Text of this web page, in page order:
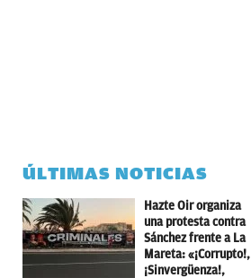
ÚLTIMAS NOTICIAS
Hazte Oir organiza
una protesta contra
Sánchez frente a La
Mareta: «¡Corrupto!,
¡Sinvergüenza!,